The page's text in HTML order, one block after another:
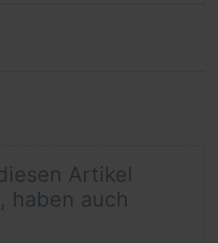
Artikel
haben auch